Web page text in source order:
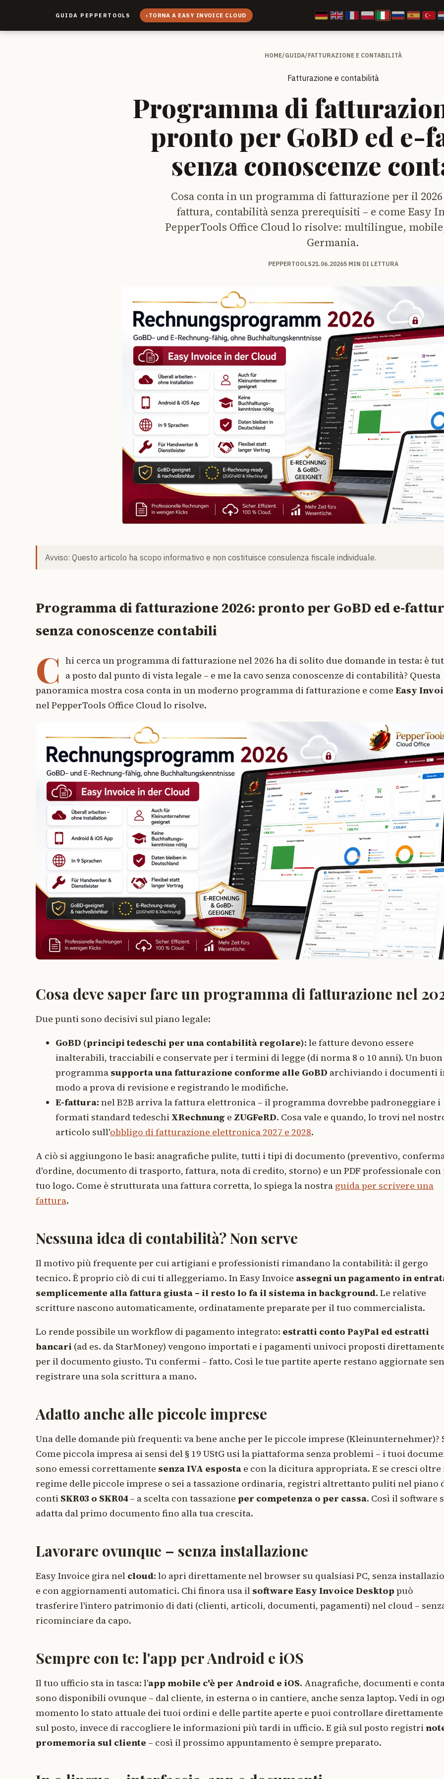
GUIDA PEPPERTOOLS ‹ TORNA A EASY INVOICE CLOUD
HOME/GUIDA/FATTURAZIONE E CONTABILITÀ
Fatturazione e contabilità
Programma di
pronto per GoBD ed e-
senza conoscenze
Cosa conta in un programma di fatturazione per il 2026
fattura, contabilità senza prerequisiti – e come Easy
PepperTools Office Cloud lo risolve: multilingue,
Germania.
PEPPERTOOLS21.06.20265 MIN DI LETTURA
Avviso: Questo articolo ha scopo informativo e non costituisce consulenza fiscale individuale.
Programma di fatturazione 2026: pronto per GoBD ed e-
senza conoscenze contabili
C hi cerca un programma di fatturazione nel 2026 ha di solito due domande in testa: è
a posto dal punto di vista legale – e me la cavo senza conoscenze di contabilità? Questa
panoramica mostra cosa conta in un moderno programma di fatturazione e come Easy
nel PepperTools Office Cloud lo risolve.
Cosa deve saper fare un programma di fatturazione nel
Due punti sono decisivi sul piano legale:
GoBD (principi tedeschi per una contabilità regolare): le fatture devono essere
inalterabili, tracciabili e conservate per i termini di legge (di norma 8 o 10 anni). Un buon
programma supporta una fatturazione conforme alle GoBD archiviando i documenti
modo a prova di revisione e registrando le modifiche.
E-fattura: nel B2B arriva la fattura elettronica – il programma dovrebbe padroneggiare i
formati standard tedeschi XRechnung e ZUGFeRD. Cosa vale e quando, lo trovi nel
articolo sull'obbligo di fatturazione elettronica 2027 e 2028.
A ciò si aggiungono le basi: anagrafiche pulite, tutti i tipi di documento (preventivo,
d'ordine, documento di trasporto, fattura, nota di credito, storno) e un PDF professionale con
tuo logo. Come è strutturata una fattura corretta, lo spiega la nostra guida per scrivere una
fattura.
Nessuna idea di contabilità? Non serve
Il motivo più frequente per cui artigiani e professionisti rimandano la contabilità: il gergo
tecnico. È proprio ciò di cui ti alleggeriamo. In Easy Invoice assegni un pagamento in
semplicemente alla fattura giusta – il resto lo fa il sistema in background. Le relative
scritture nascono automaticamente, ordinatamente preparate per il tuo commercialista.
Lo rende possibile un workflow di pagamento integrato: estratti conto PayPal ed estratti
bancari (ad es. da StarMoney) vengono importati e i pagamenti univoci proposti
per il documento giusto. Tu confermi – fatto. Così le tue partite aperte restano aggiornate
registrare una sola scrittura a mano.
Adatto anche alle piccole imprese
Una delle domande più frequenti: va bene anche per le piccole imprese (Kleinunternehmer)?
Come piccola impresa ai sensi del § 19 UStG usi la piattaforma senza problemi – i tuoi
sono emessi correttamente senza IVA esposta e con la dicitura appropriata. E se cresci oltre
regime delle piccole imprese o sei a tassazione ordinaria, registri altrettanto puliti nel piano
conti SKR03 o SKR04– a scelta con tassazione per competenza o per cassa. Così il software
adatta dal primo documento fino alla tua crescita.
Lavorare ovunque – senza installazione
Easy Invoice gira nel cloud: lo apri direttamente nel browser su qualsiasi PC, senza
e con aggiornamenti automatici. Chi finora usa il software Easy Invoice Desktop può
trasferire l'intero patrimonio di dati (clienti, articoli, documenti, pagamenti) nel cloud –
ricominciare da capo.
Sempre con te: l'app per Android e iOS
Il tuo ufficio sta in tasca: l'app mobile c'è per Android e iOS. Anagrafiche, documenti e
sono disponibili ovunque – dal cliente, in esterna o in cantiere, anche senza laptop. Vedi in
momento lo stato attuale dei tuoi ordini e delle partite aperte e puoi controllare direttamente
sul posto, invece di raccogliere le informazioni più tardi in ufficio. E già sul posto registri
promemoria sul cliente – così il prossimo appuntamento è sempre preparato.